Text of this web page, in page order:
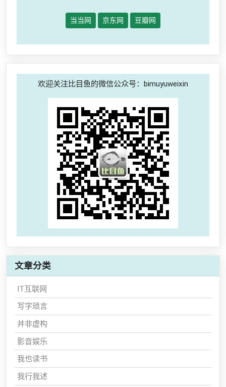
当当网 京东网 豆瓣网
欢迎关注比目鱼的微信公众号：bimuyuweixin
文章分类
IT互联网
写字琐言
并非虚构
影音娱乐
我也读书
我行我述